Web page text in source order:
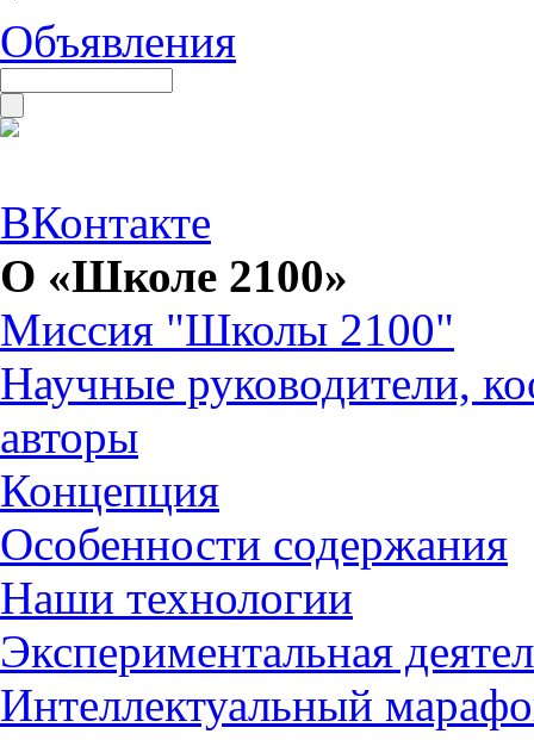
Объявления
ВКонтакте
О «Школе 2100»
Миссия "Школы 2100"
Научные руководители,
авторы
Концепция
Особенности содержания
Наши технологии
Экспериментальная
Интеллектуальный